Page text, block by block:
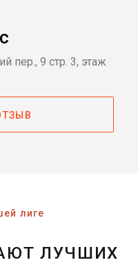
пер., 9 стр. 3, этаж
лиге
ЛУЧШИХ